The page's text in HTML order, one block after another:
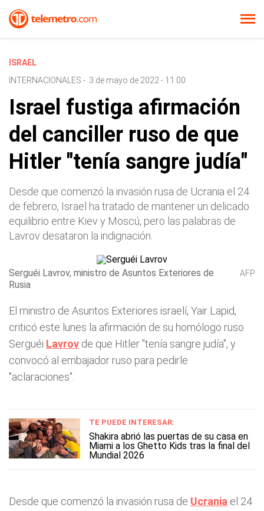
ISRAEL
INTERNACIONALES - 3 de mayo de 2022 - 11:00
Israel fustiga afirmación
del canciller ruso de que
Hitler "tenía sangre judía"
Desde que comenzó la invasión rusa de Ucrania el 24
de febrero, Israel ha tratado de mantener un delicado
equilibrio entre Kiev y Moscú, pero las palabras de
Lavrov desataron la indignación.
Serguéi Lavrov, ministro de Asuntos Exteriores de
Rusia
AFP
El ministro de Asuntos Exteriores israelí, Yair Lapid,
criticó este lunes la afirmación de su homólogo ruso
Serguéi Lavrov de que Hitler "tenía sangre judía", y
convocó al embajador ruso para pedirle
"aclaraciones".
TE PUEDE INTERESAR:
Shakira abrió las puertas de su casa en
Miami a los Ghetto Kids tras la final del
Mundial 2026
Desde que comenzó la invasión rusa de Ucrania el 24